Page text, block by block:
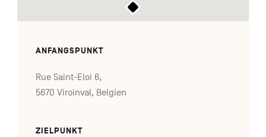
ANFANGSPUNKT
Rue Saint-Eloi 6,
5670 Viroinval, Belgien
ZIELPUNKT